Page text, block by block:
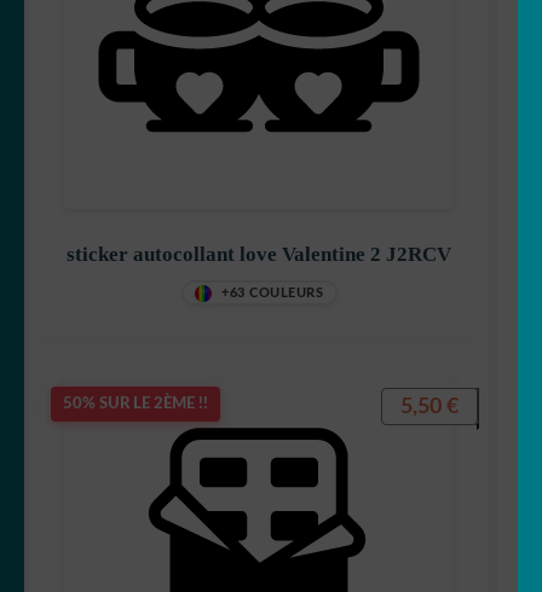
sticker autocollant love Valentine 2 J2RCV
+63 COULEURS
50% SUR LE 2ÈME !! 5,50 €